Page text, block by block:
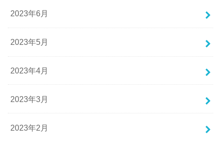
2023年6月
2023年5月
2023年4月
2023年3月
2023年2月